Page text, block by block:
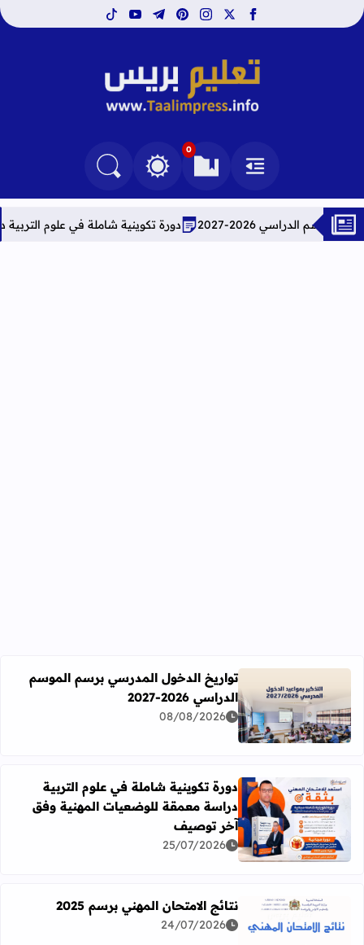
facebook
x
instagram
pinterest
telegram
youtube
tiktok
تعليم بريس TaalimPress
القائمة
0
العلامات المرجعيةالتغيير بين الوضع النهاري والداكن
البحث في المدونة
2027 دورة تكوينية شاملة في علوم التربية دراسة معمقة
اقرأ المزيد عن تواريخ الدخول المدرسي برسم الموسم الدراسي 2026-
تواريخ الدخول المدرسي برسم الموسم
الدراسي 2026-2027
08/08/2026
اقرأ المزيد عن دورة تكوينية شاملة في علوم التربية
دورة تكوينية شاملة في علوم التربية
دراسة معمقة للوضعيات المهنية وفق
آخر توصيف
25/07/2026
اقرأ المزيد عن نتائج الامتحان المهني برسم 2025
نتائج الامتحان المهني برسم 2025
24/07/2026